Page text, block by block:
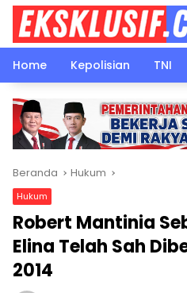
Langsung
konten
Home
Kepolisian TNI
Beranda Hukum
Hukum
Robert Mantinia
Elina Telah Sah
2014